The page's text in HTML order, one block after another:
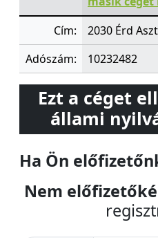
Cím:
2030 Érd
Adószám:
10232482
Ezt a céget
állami
Ha Ön
Nem